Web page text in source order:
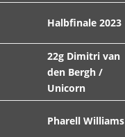
Halbfinale 2023
22g Dimitri van
den Bergh /
Unicorn
Pharell Williams